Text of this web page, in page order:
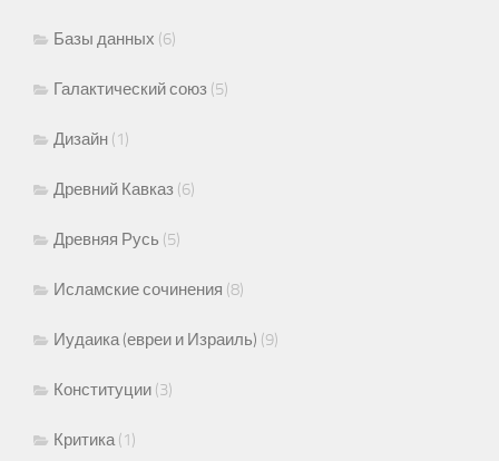
Базы данных (6)
Галактический союз (5)
Дизайн (1)
Древний Кавказ (6)
Древняя Русь (5)
Исламские сочинения (8)
Иудаика (евреи и Израиль) (9)
Конституции (3)
Критика(1)